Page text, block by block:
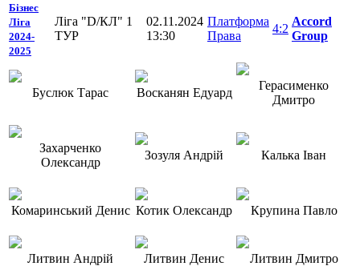
Бізнес
Ліга
2024-
2025
Ліга "D/КЛ" 1
ТУР
02.11.2024
13:30
Платформа
Права
4:2
Accord
Group
Буслюк Тарас Восканян Едуард
Герасименко
Дмитро
Захарченко
Олександр
Зозуля Андрій Калька Іван
Комаринський Денис Котик Олександр Крупина Павло
Литвин Андрій Литвин Денис Литвин Дмитро